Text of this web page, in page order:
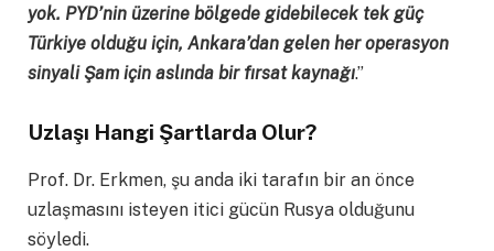
yok. PYD’nin üzerine bölgede gidebilecek tek güç
Türkiye olduğu için, Ankara’dan gelen her operasyon
sinyali Şam için aslında bir fırsat kaynağı.”
Uzlaşı Hangi Şartlarda Olur?
Prof. Dr. Erkmen, şu anda iki tarafın bir an önce
uzlaşmasını isteyen itici gücün Rusya olduğunu
söyledi.